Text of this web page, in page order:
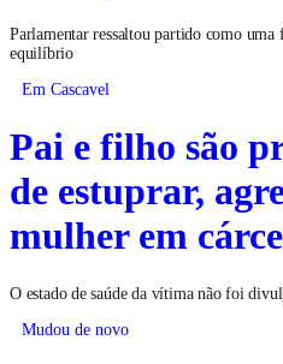
Parlamentar ressaltou partido como
equilíbrio
Em Cascavel
Pai e filho são
de estuprar,
mulher em
O estado de saúde da vítima não foi
Mudou de novo